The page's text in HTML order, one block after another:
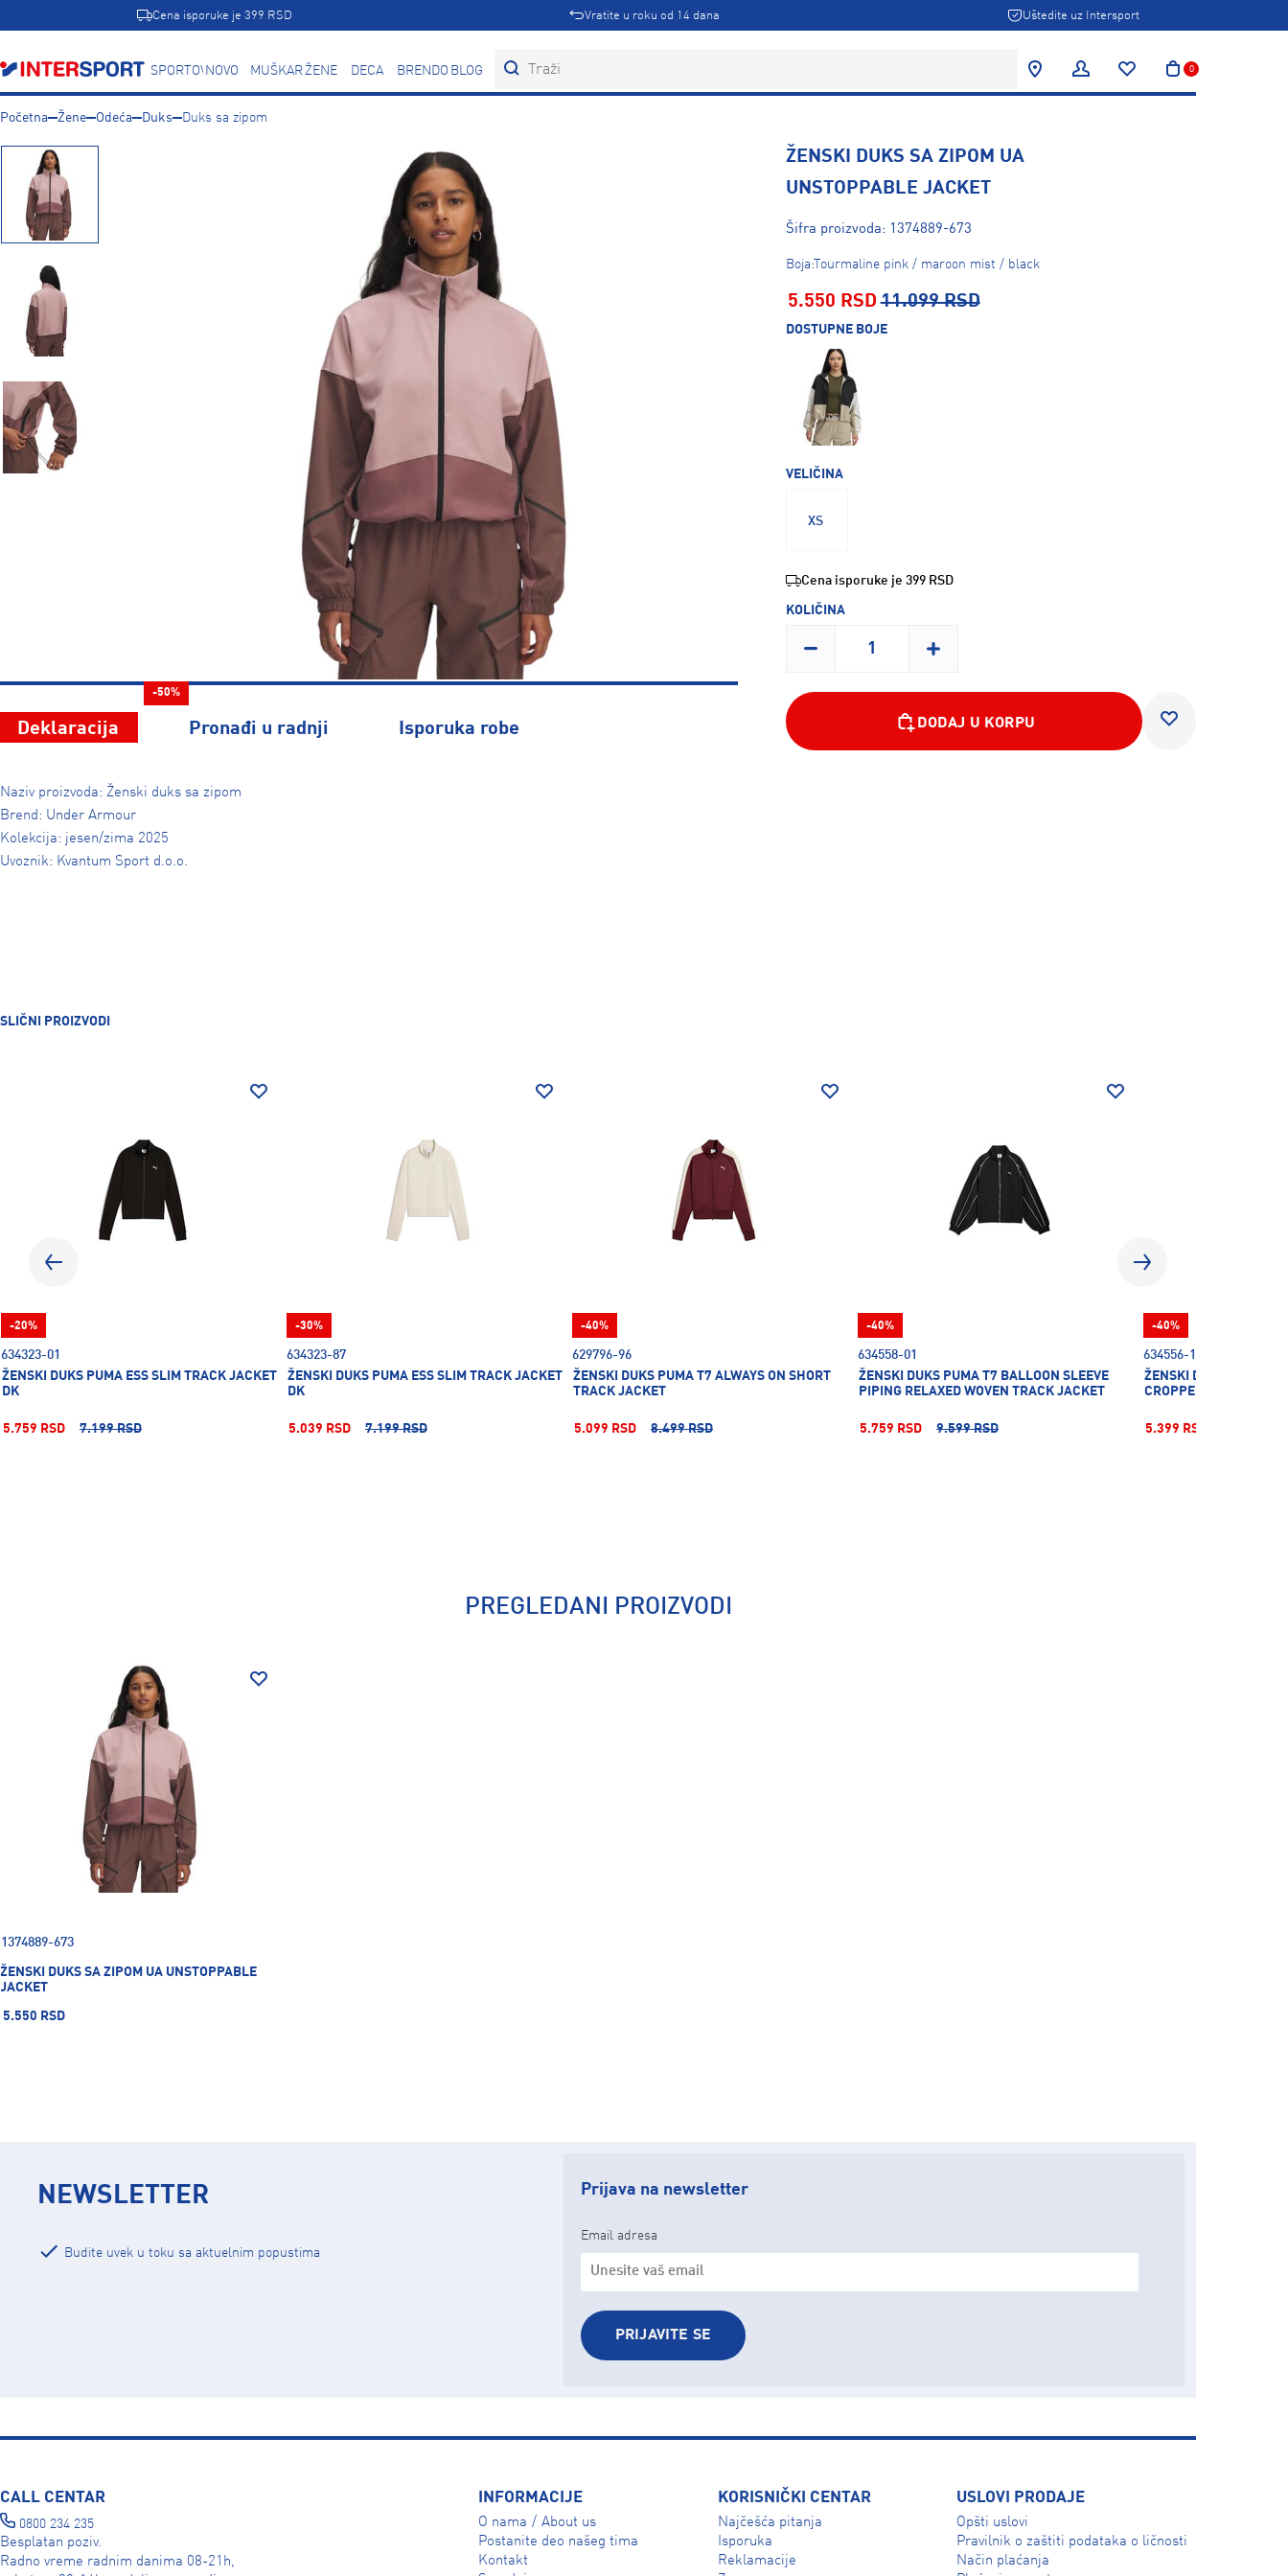
Cena isporuke je 399 RSD Vratite u roku od 14 dana Uštedite uz Intersport
SPORTOVINOVO MUŠKARCIŽENE DECA BRENDOVIBLOG 0
Početna Žene Odeća Duks Duks sa zipom
-50%
Deklaracija Pronađi u radnji Isporuka robe
Naziv proizvoda: Ženski duks sa zipom
Brend: Under Armour
Kolekcija: jesen/zima 2025
Uvoznik: Kvantum Sport d.o.o.
ŽENSKI DUKS SA ZIPOM UA
UNSTOPPABLE JACKET
Šifra proizvoda: 1374889-673
Boja:Tourmaline pink / maroon mist / black
5.550 RSD 11.099 RSD
DOSTUPNE BOJE
VELIČINA
XS
Cena isporuke je 399 RSD
KOLIČINA
DODAJ U KORPU
SLIČNI PROIZVODI
634323-01
ŽENSKI DUKS PUMA ESS SLIM TRACK JACKET
DK
5.759 RSD 7.199 RSD
-20%
634323-87
ŽENSKI DUKS PUMA ESS SLIM TRACK JACKET
DK
5.039 RSD 7.199 RSD
-30%
629796-96
ŽENSKI DUKS PUMA T7 ALWAYS ON SHORT
TRACK JACKET
5.099 RSD 8.499 RSD
-40%
634558-01
ŽENSKI DUKS PUMA T7 BALLOON SLEEVE
PIPING RELAXED WOVEN TRACK JACKET
5.759 RSD 9.599 RSD
-40%
634556-11
ŽENSKI DUKS PUMA T7
CROPPED TRACK
5.399 RSD
-40%
PREGLEDANI PROIZVODI
1374889-673
ŽENSKI DUKS SA ZIPOM UA UNSTOPPABLE
JACKET
5.550 RSD
NEWSLETTER
Budite uvek u toku sa aktuelnim popustima
Prijava na newsletter
Email adresa
PRIJAVITE SE
CALL CENTAR
0800 234 235
Besplatan poziv.
Radno vreme radnim danima 08-21h,
INFORMACIJE
O nama / About us
Postanite deo našeg tima
Kontakt
KORISNIČKI CENTAR
Najčešća pitanja
Isporuka
Reklamacije
USLOVI PRODAJE
Opšti uslovi
Pravilnik o zaštiti podataka o ličnosti
Način plaćanja